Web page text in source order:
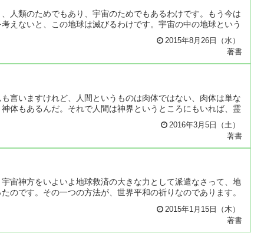
人類のためでもあり、宇宙のためでもあるわけです。もう今は
えないと、この地球は滅びるわけです。宇宙の中の地球という
2015年8月26日（水）
著書
言いますけれど、人間というものは肉体ではない、肉体は単な
体もあるんだ。それで人間は神界というところにもいれば、霊
2016年3月5日（土）
著書
宙神方をいよいよ地球救済の大きな力として派遣なさって、地
のです。その一つの方法が、世界平和の祈りなのであります。
2015年1月15日（木）
著書